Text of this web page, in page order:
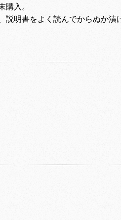
購入。
明書をよく読んでからぬか